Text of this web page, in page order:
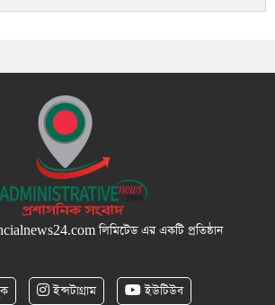
লিমিটেড এর একটি প্রতিষ্ঠান
ইন্সটাগ্রাম ইউটিউব